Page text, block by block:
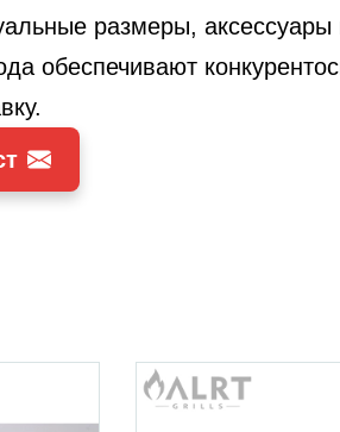
размеры, аксессуары
обеспечивают